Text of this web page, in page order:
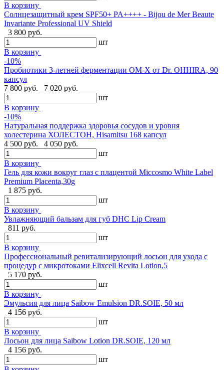
В корзину
Cолнцезащитный крем SPF50+ PA++++ - Bijou de Mer Beaute
Invariante Professional UV Shield
3 800 руб.
шт
В корзину
-10%
Пробиотики 3-летней ферментации OM-X от Dr. OHHIRA, 90
капсул
7 800 руб.
7 020 руб.
шт
В корзину
-10%
Натуральная поддержка здоровья сосудов и уровня
холестерина ХОЛЕСТОН, Hisamitsu 168 капсул
4 500 руб.
4 050 руб.
шт
В корзину
Гель для кожи вокруг глаз с плацентой Miccosmo White Label
Premium Placenta,30g
1 875 руб.
шт
В корзину
Увлажняющий бальзам для губ DHC Lip Cream
811 руб.
шт
В корзину
Профессиональный ревитализирующий лосьон для ухода с
процедур с микротоками Elixcell Revita Lotion,5
5 170 руб.
шт
В корзину
Эмульсия для лица Saibow Emulsion DR.SOIE, 50 мл
4 156 руб.
шт
В корзину
Лосьон для лица Saibow Lotion DR.SOIE, 120 мл
4 156 руб.
шт